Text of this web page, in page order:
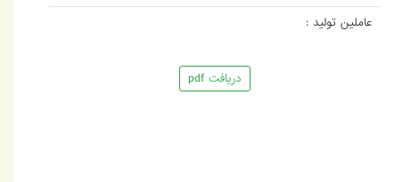
عاملین تولید :
دریافت pdf